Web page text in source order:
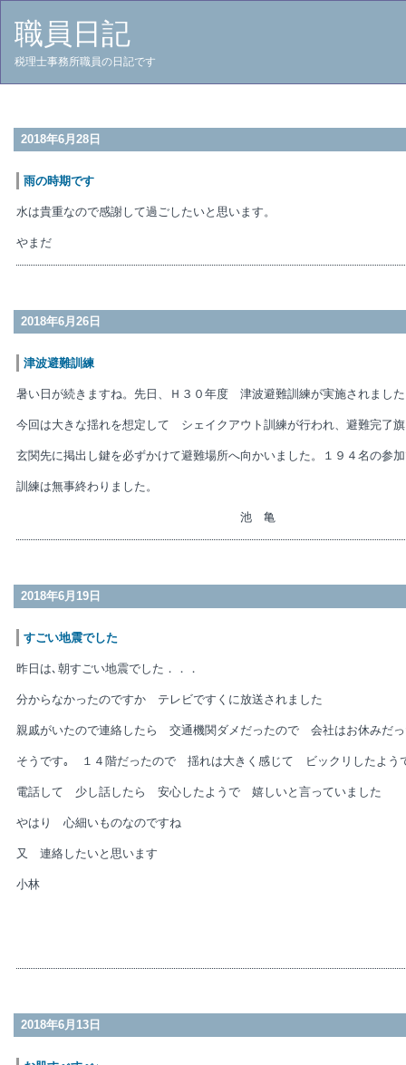
職員日記
税理士事務所職員の日記です
2018年6月28日
雨の時期です
水は貴重なので感謝して過ごしたいと思います。
やまだ
2018年6月26日
津波避難訓練
暑い日が続きますね。先日、Ｈ３０年度 津波避難訓練が実施されまし
今回は大きな揺れを想定して シェイクアウト訓練が行われ、避難完了
玄関先に掲出し鍵を必ずかけて避難場所へ向かいました。１９４名の参
訓練は無事終わりました。
池 亀
2018年6月19日
すごい地震でした
昨日は､朝すごい地震でした．．．
分からなかったのですか テレビですくに放送されました
親戚がいたので連絡したら 交通機関ダメだったので 会社はお休みだ
そうです｡ １４階だったので 揺れは大きく感じて ビックリしたよう
電話して 少し話したら 安心したようで 嬉しいと言っていました
やはり 心細いものなのですね
又 連絡したいと思います
小林
2018年6月13日